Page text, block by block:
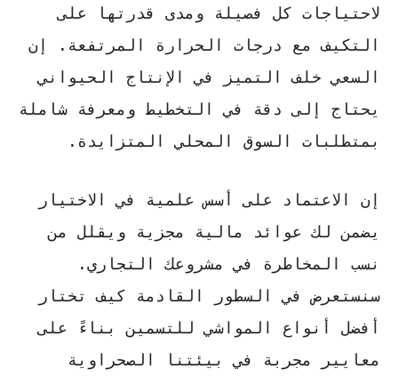
لاحتياجات كل فصيلة ومدى قدرتها على
التكيف مع درجات الحرارة المرتفعة. إن
السعي خلف
التميز في الإنتاج الحيواني
يحتاج إلى دقة في التخطيط ومعرفة شاملة
بمتطلبات السوق المحلي المتزايدة.
إن الاعتماد على أسس علمية في الاختيار
يضمن لك عوائد مالية مجزية ويقلل من
نسب المخاطرة في مشروعك التجاري.
سنستعرض في السطور القادمة كيف تختار
أفضل أنواع المواشي للتسمينبناءً على
معايير مجربة في بيئتنا الصحراوية